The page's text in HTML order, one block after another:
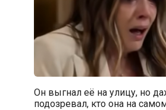
Он выгнал её на улицу, но
подозревал, кто она на